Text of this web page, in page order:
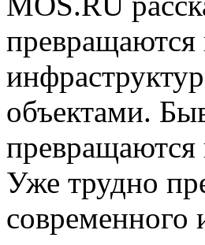
объектами.
превращаются
Уже трудно
современного